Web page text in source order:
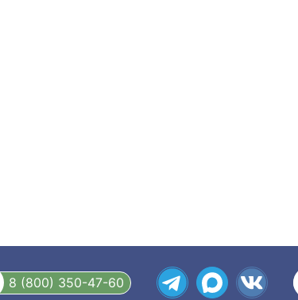
8 (800) 350-47-60